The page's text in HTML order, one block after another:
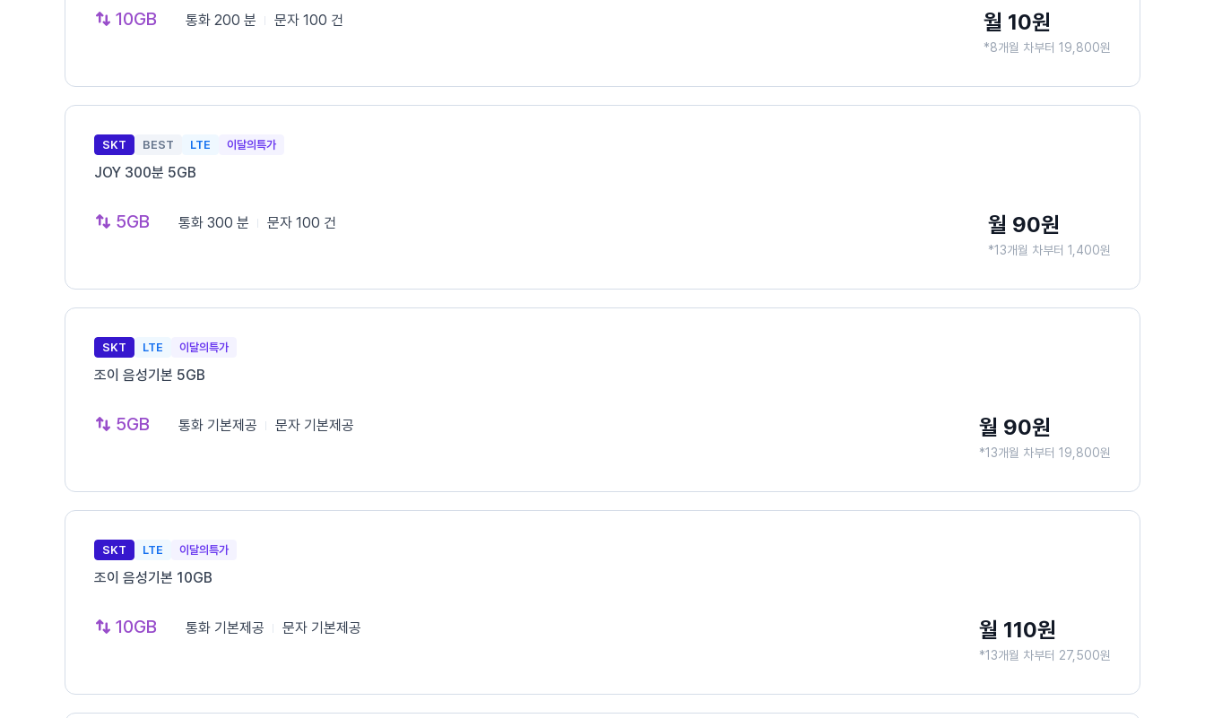
10GB 통화 200 분 문자 100 건 월 10원
*8개월 차부터 19,800원
SKT BEST LTE 이달의특가
JOY 300분 5GB
5GB 통화 300 분 문자 100 건 월 90원
*13개월 차부터 1,400원
SKT LTE 이달의특가
조이 음성기본 5GB
5GB 통화 기본제공 문자 기본제공 월 90원
*13개월 차부터 19,800원
SKT LTE 이달의특가
조이 음성기본 10GB
10GB 통화 기본제공 문자 기본제공 월 110원
*13개월 차부터 27,500원